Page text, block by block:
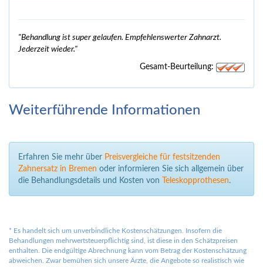
"Behandlung ist super gelaufen. Empfehlenswerter Zahnarzt.
Jederzeit wieder."
Gesamt-Beurteilung:
Weiterführende Informationen
Erfahren Sie mehr über Preisvergleiche für festsitzenden
Zahnersatz in Bremen oder informieren Sie sich allgemein über
die Behandlungsdetails und Kosten von
Teleskopprothesen.
* Es handelt sich um unverbindliche Kostenschätzungen. Insofern die
Behandlungen mehrwertsteuerpflichtig sind, ist diese in den Schätzpreisen
enthalten. Die endgültige Abrechnung kann vom Betrag der Kostenschätzung
abweichen. Zwar bemühen sich unsere Ärzte, die Angebote so realistisch wie